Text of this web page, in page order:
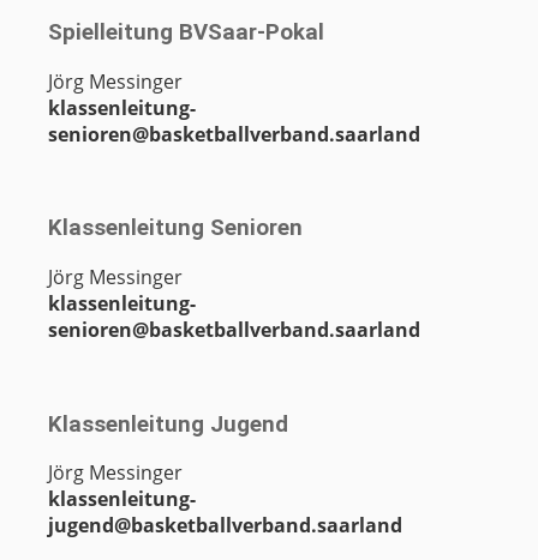
Spielleitung BVSaar-Pokal
Jörg Messinger
klassenleitung-
senioren@basketballverband.saarland
Klassenleitung Senioren
Jörg Messinger
klassenleitung-
senioren@basketballverband.saarland
Klassenleitung Jugend
Jörg Messinger
klassenleitung-
jugend@basketballverband.saarland